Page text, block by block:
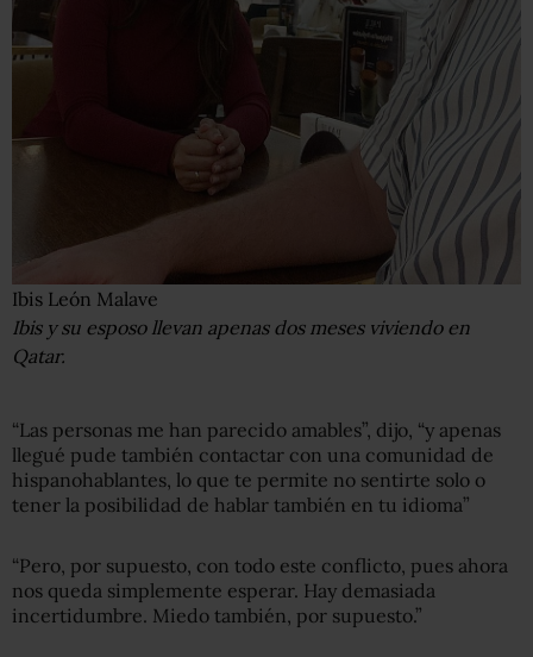
Ibis León Malave
Ibis y su esposo llevan apenas dos meses viviendo en
Qatar.
“Las personas me han parecido amables”, dijo, “y apenas
llegué pude también contactar con una comunidad de
hispanohablantes, lo que te permite no sentirte solo o
tener la posibilidad de hablar también en tu idioma”
“Pero, por supuesto, con todo este conflicto, pues ahora
nos queda simplemente esperar. Hay demasiada
incertidumbre. Miedo también, por supuesto.”